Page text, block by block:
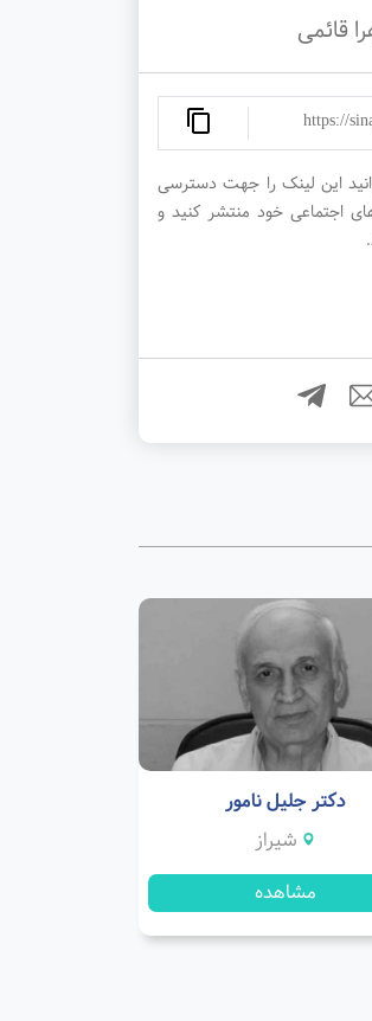
قائمی
https://
این لینک را جهت دسترسی
اجتماعی خود منتشر کنید و
دکتر جلیل نامور
شیراز
مشاهده